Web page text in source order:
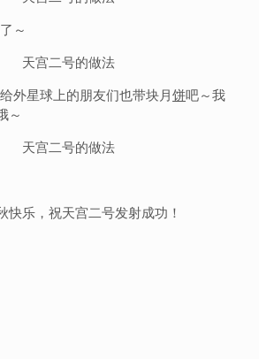
～
外星球上的朋友们也带块月饼吧～我
～
快乐，祝天宫二号发射成功！